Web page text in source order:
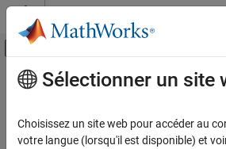
Passer au contenu
Activer/désactiver
Accueil de la documentation
Contenu principal
Sélectionner un site
Choisissez un site web pour accéder au
votre langue (lorsqu'il est disponible) et